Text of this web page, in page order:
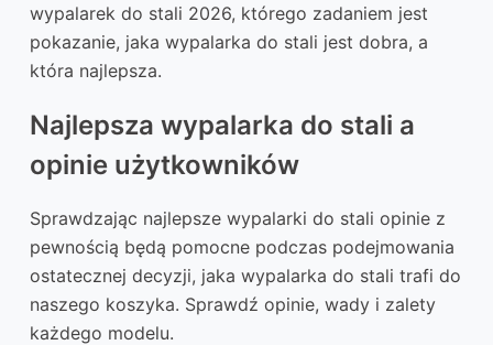
wypalarek do stali 2026, którego zadaniem jest
pokazanie, jaka wypalarka do stali jest dobra, a
która najlepsza.
Najlepsza wypalarka do stali a
opinie użytkowników
Sprawdzając najlepsze wypalarki do stali opinie z
pewnością będą pomocne podczas podejmowania
ostatecznej decyzji, jaka wypalarka do stali trafi do
naszego koszyka. Sprawdź opinie, wady i zalety
każdego modelu.